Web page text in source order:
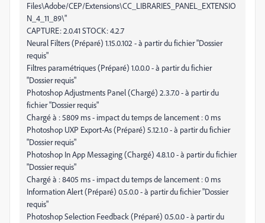
Files\Adobe/CEP/Extensions\CC_LIBRARIES_PANEL_EXTENSIO
N_4_11_89\"
CAPTURE: 2.0.41 STOCK: 4.2.7
Neural Filters (Préparé) 1.15.0.102 - à partir du fichier "Dossier
requis"
Filtres paramétriques (Préparé) 1.0.0.0 - à partir du fichier
"Dossier requis"
Photoshop Adjustments Panel (Chargé) 2.3.7.0 - à partir du
fichier "Dossier requis"
Chargé à : 5809 ms - impact du temps de lancement : 0 ms
Photoshop UXP Export-As (Préparé) 5.12.1.0 - à partir du fichier
"Dossier requis"
Photoshop In App Messaging (Chargé) 4.8.1.0 - à partir du fichier
"Dossier requis"
Chargé à : 8405 ms - impact du temps de lancement : 0 ms
Information Alert (Préparé) 0.5.0.0 - à partir du fichier "Dossier
requis"
Photoshop Selection Feedback (Préparé) 0.5.0.0 - à partir du